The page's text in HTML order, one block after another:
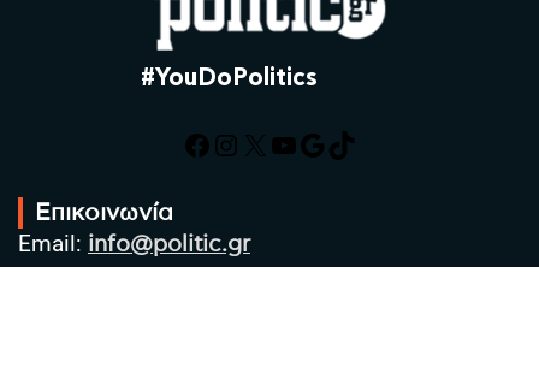
#YouDoPolitics
Facebook
Instagram
X YouTube
Google
TikTok
Επικοινωνία
Email: info@politic.gr
Τηλ: